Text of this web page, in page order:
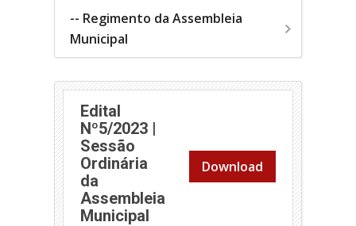
-- Regimento da Assembleia
Municipal
Edital
Nº5/2023 |
Sessão
Ordinária
da
Assembleia
Municipal (abre em nova janela)
Download